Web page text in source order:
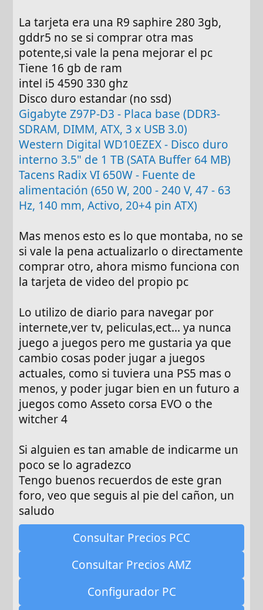
La tarjeta era una R9 saphire 280 3gb,
gddr5 no se si comprar otra mas
potente,si vale la pena mejorar el pc
Tiene 16 gb de ram
intel i5 4590 330 ghz
Disco duro estandar (no ssd)
Gigabyte Z97P-D3 - Placa base (DDR3-
SDRAM, DIMM, ATX, 3 x USB 3.0)
Western Digital WD10EZEX - Disco duro
interno 3.5" de 1 TB (SATA Buffer 64 MB)
Tacens Radix VI 650W - Fuente de
alimentación (650 W, 200 - 240 V, 47 - 63
Hz, 140 mm, Activo, 20+4 pin ATX)
Mas menos esto es lo que montaba, no se
si vale la pena actualizarlo o directamente
comprar otro, ahora mismo funciona con
la tarjeta de video del propio pc
Lo utilizo de diario para navegar por
internete,ver tv, peliculas,ect... ya nunca
juego a juegos pero me gustaria ya que
cambio cosas poder jugar a juegos
actuales, como si tuviera una PS5 mas o
menos, y poder jugar bien en un futuro a
juegos como Asseto corsa EVO o the
witcher 4
Si alguien es tan amable de indicarme un
poco se lo agradezco
Tengo buenos recuerdos de este gran
foro, veo que seguis al pie del cañon, un
saludo
Consultar Precios PCC
Consultar Precios AMZ
Configurador PC